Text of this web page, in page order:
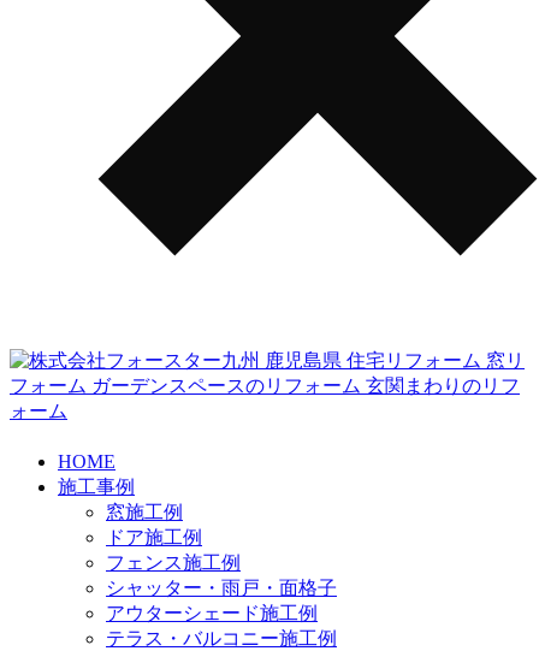
HOME
施工事例
窓施工例
ドア施工例
フェンス施工例
シャッター・雨戸・面格子
アウターシェード施工例
テラス・バルコニー施工例